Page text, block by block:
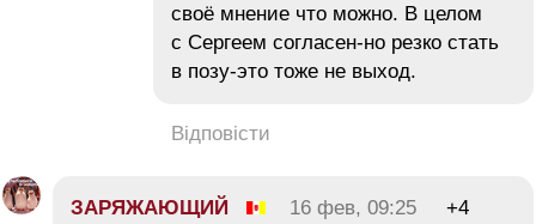
своё мнение что можно. В целом
с Сергеем согласен-но резко стать
в позу-это тоже не выход.
Відповісти
ЗАРЯЖАЮЩИЙ 16 фев, 09:25
+4